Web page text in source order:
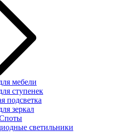
мебели
ступенек
подсветка
зеркал
светильники